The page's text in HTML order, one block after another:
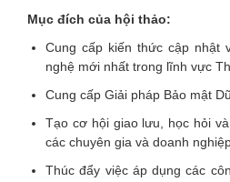
Mục đích của hội thảo:
Cung cấp kiến thức cập nhật
nghệ mới nhất trong lĩnh vực
Cung cấp Giải pháp Bảo mật
Tạo cơ hội giao lưu, học hỏi
các chuyên gia và doanh
Thúc đẩy việc áp dụng các